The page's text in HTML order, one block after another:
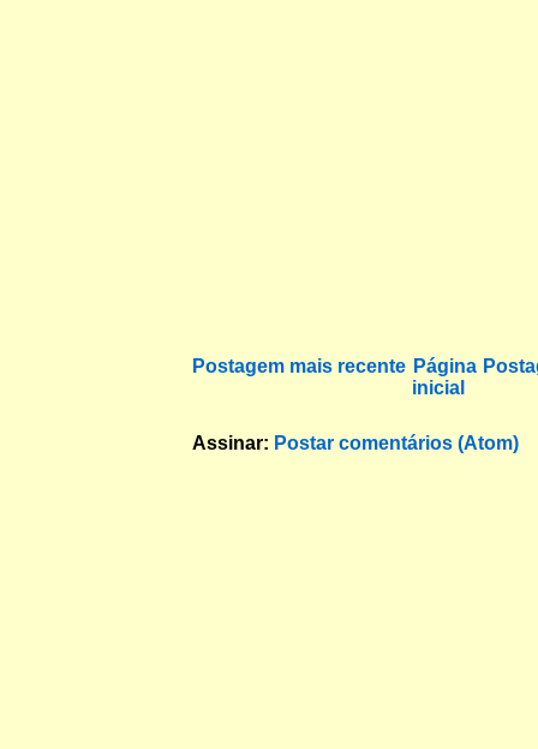
Postagem mais recente Página
inicial
Assinar: Postar comentários (Atom)